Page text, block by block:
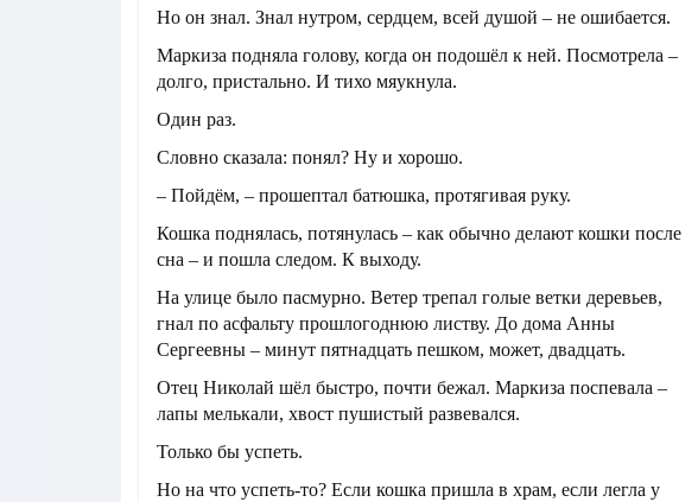
Но он знал. Знал нутром, сердцем, всей душой – не ошибается.
Маркиза подняла голову, когда он подошёл к ней. Посмотрела –
долго, пристально. И тихо мяукнула.
Один раз.
Словно сказала: понял? Ну и хорошо.
– Пойдём, – прошептал батюшка, протягивая руку.
Кошка поднялась, потянулась – как обычно делают кошки после
сна – и пошла следом. К выходу.
На улице было пасмурно. Ветер трепал голые ветки деревьев,
гнал по асфальту прошлогоднюю листву. До дома Анны
Сергеевны – минут пятнадцать пешком, может, двадцать.
Отец Николай шёл быстро, почти бежал. Маркиза поспевала –
лапы мелькали, хвост пушистый развевался.
Только бы успеть.
Но на что успеть-то? Если кошка пришла в храм, если легла у